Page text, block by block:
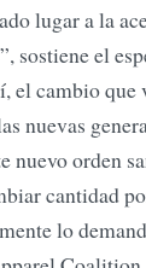
lugar a la
sostiene el
el cambio que
nuevas
nuevo orden
cantidad
lo